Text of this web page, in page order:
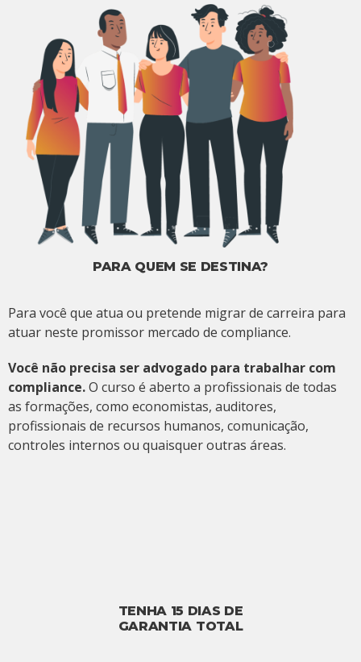
PARA QUEM SE DESTINA?
Para você que atua ou pretende migrar de carreira para
atuar neste promissor mercado de compliance.
Você não precisa ser advogado para trabalhar com
compliance.O curso é aberto a profissionais de todas
as formações, como economistas, auditores,
profissionais de recursos humanos, comunicação,
controles internos ou quaisquer outras áreas.
TENHA 15 DIAS DE
GARANTIA TOTAL